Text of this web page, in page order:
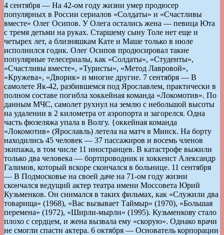
4 сентября — На 42-ом году жизни умер продюсер
популярных в России сериалов «Солдаты» и «Счастливы
вместе» Олег Осипов. У Олега остались жена — певица Юта
с тремя детьми на руках. Старшему сыну Толе нет еще и
четырех лет, а близняшкам Кате и Маше только в июле
исполнился годик. Олег Осипов продюсировал такие
популярные телесериалы, как «Солдаты», «Студенты»,
«Счастливы вместе», «Туристы», «Метод Лавровой»,
«Кружева», «Дворик» и многие другие. 7 сентября — В
самолете Як-42, разбившемся под Ярославлем, практически в
полном составе погибла хоккейная команда «Локомотив». По
данным МЧС, самолет рухнул на землю с небольшой высоты
на удалении в 2 километра от аэропорта и загорелся. Одна
часть фюзеляжа упала в Волгу. {оккейная команда
«Локомотив» (Ярославль) летела на матч в Минск. На борту
находились 45 человек — 37 пассажиров и восемь членов
экипажа, в том числе 11 иностранцев. В катастрофе выжили
только два человека — бортпроводник и хоккеист Александр
Галимов, который вскоре скончался в больнице. 11 сентября
— В Подмосковье на своей даче на 71-ом году жизни
скончался ведущий актер театра имени Моссовета Юрий
Кузьменков. Он снимался в таких фильмах, как «Служили два
товарища» (1968), «Вас вызывает Таймыр» (1970), «Большая
перемена» (1972), «Ширли-мырли» (1995). Кузьменкову стало
плохо с сердцем, и жена вызвала ему «скорую». Однако врачи
не смогли спасти актера. 6 октября — Основатель корпорации